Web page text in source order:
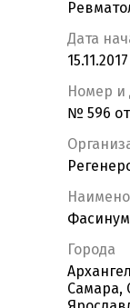
Дата
Номер и
№ 596 от
Города
Самара,